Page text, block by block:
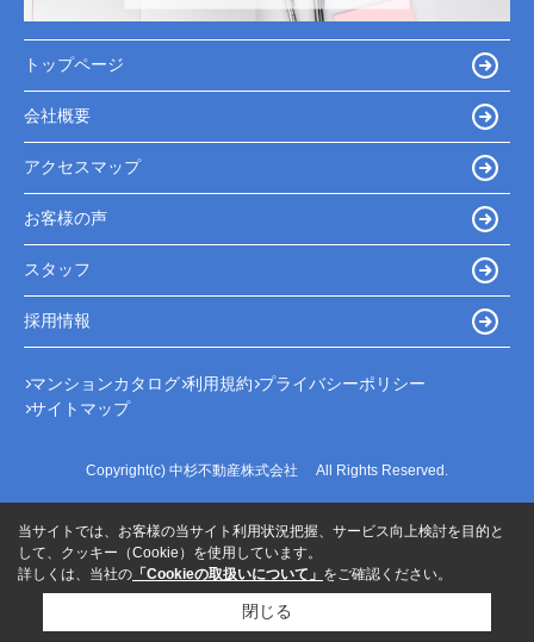
トップページ
会社概要
アクセスマップ
お客様の声
スタッフ
採用情報
マンションカタログ 利用規約 プライバシーポリシー
サイトマップ
Copyright(c) 中杉不動産株式会社 All Rights Reserved.
当サイトでは、お客様の当サイト利用状況把握、サービス向上検討を目的と
して、クッキー（Cookie）を使用しています。
詳しくは、当社の 「Cookieの取扱いについて」 をご確認ください。
閉じる